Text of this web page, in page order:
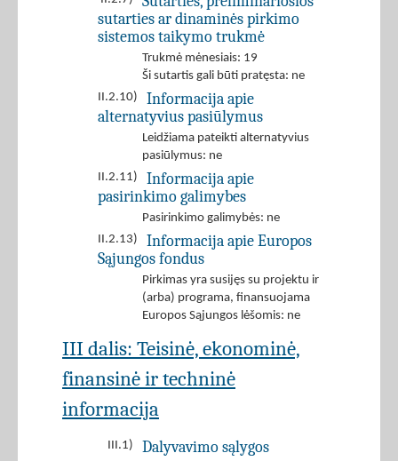
sutarties ar dinaminės pirkimo
sistemos taikymo trukmė
Trukmė mėnesiais: 19
Ši sutartis gali būti pratęsta: ne
II.2.10)
Informacija apie
alternatyvius pasiūlymus
Leidžiama pateikti alternatyvius
pasiūlymus: ne
II.2.11)
Informacija apie
pasirinkimo galimybes
Pasirinkimo galimybės: ne
II.2.13)
Informacija apie Europos
Sąjungos fondus
Pirkimas yra susijęs su projektu ir
(arba) programa, finansuojama
Europos Sąjungos lėšomis: ne
III dalis: Teisinė, ekonominė,
finansinė ir techninė
informacija
III.1) Dalyvavimo sąlygos